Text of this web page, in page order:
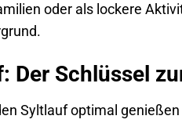
oder als lockere
Der Schlüssel
Syltlauf optimal